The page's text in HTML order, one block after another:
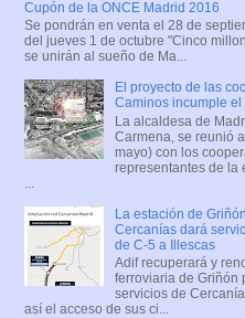
Cupón de la ONCE Madrid 2016
Se pondrán en venta el 28 de
del jueves 1 de octubre "Cinco
se unirán al sueño de Ma...
El proyecto de las
Caminos incumple el
La alcaldesa de
Carmena, se reunió
mayo) con los
representantes de la
La estación de
Cercanías dará
de C-5 a Illescas
Adif recuperará y
ferroviaria de Griñón
servicios de
así el acceso de sus ci...